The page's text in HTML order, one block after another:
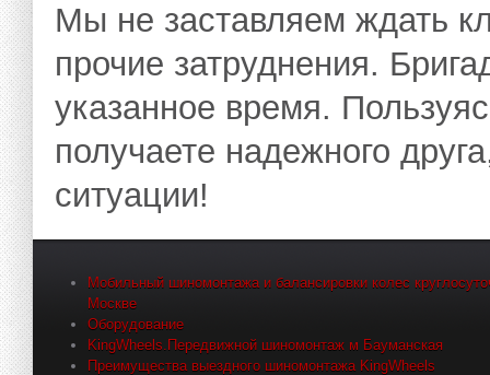
Мы не заставляем ждать
прочие затруднения.
указанное время.
получаете надежного
ситуации!
Мобильный шиномонтажа и балансировки колес
Москве
Оборудование
KingWheels.Передвижной шиномонтаж м Бауманская
Преимущества выездного шиномонтажа KingWheels